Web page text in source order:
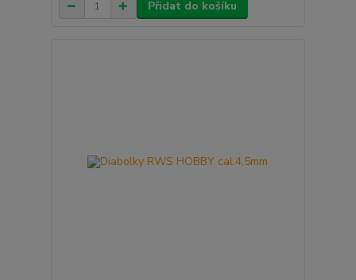
Přidat do košíku